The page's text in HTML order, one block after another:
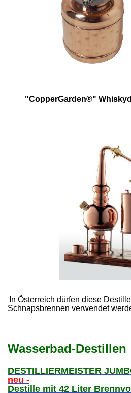
"CopperGarden®"
In Österreich dürfen diese
Schnapsbrennen verwendet
Wasserbad-Destillen
DESTILLIERMEISTER
neu -
Destille mit 42 Liter